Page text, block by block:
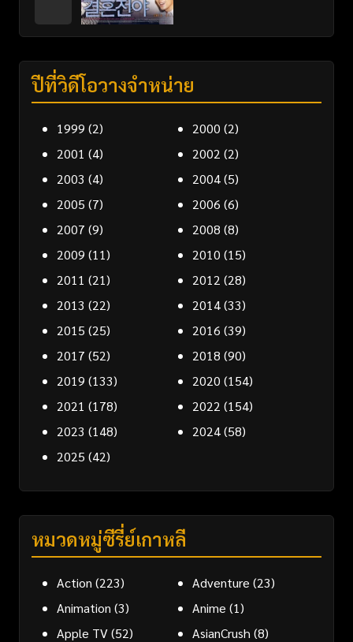
ปีที่วิดีโอวางจำหน่าย
1999 (2) 2000 (2)
2001 (4) 2002 (2)
2003 (4) 2004(5)
2005 (7) 2006 (6)
2007 (9) 2008 (8)
2009 (11) 2010 (15)
2011 (21) 2012 (28)
2013 (22) 2014(33)
2015 (25) 2016 (39)
2017 (52) 2018 (90)
2019 (133) 2020 (154)
2021 (178) 2022 (154)
2023 (148) 2024(58)
2025 (42)
หมวดหมู่ซีรี่ย์เกาหลี
Action (223) Adventure (23)
Animation (3) Anime (1)
Apple TV(52) AsianCrush (8)